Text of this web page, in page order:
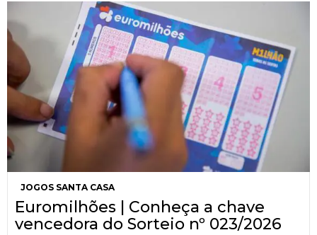
JOGOS SANTA CASA
Euromilhões | Conheça a chave
vencedora do Sorteio nº 023/2026